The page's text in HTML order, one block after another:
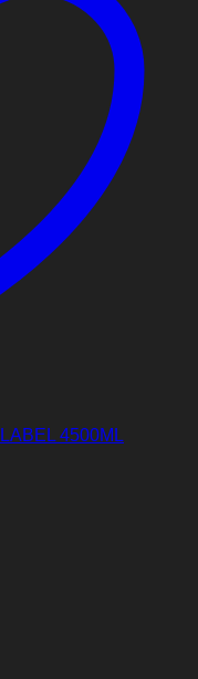
4500ML